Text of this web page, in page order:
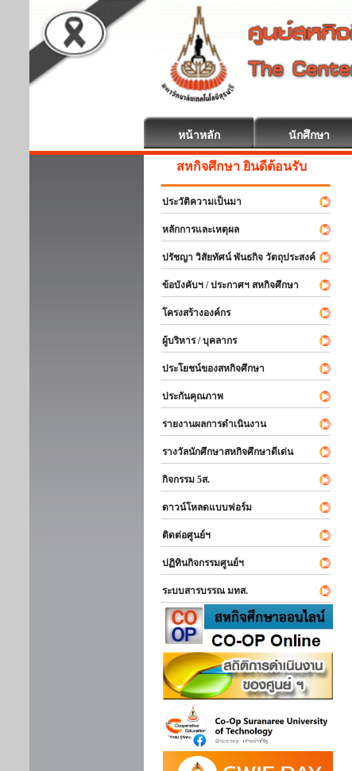
หน้าหลัก นักศึกษา
สหกิจศึกษา ยินดีต้อนรับ
ประวัติความเป็นมา
หลักการและเหตุผล
ปรัชญา วิสัยทัศน์ พันธกิจ วัตถุประสงค์
ข้อบังคับฯ / ประกาศฯ สหกิจศึกษา
โครงสร้างองค์กร
ผู้บริหาร / บุคลากร
ประโยชน์ของสหกิจศึกษา
ประกันคุณภาพ
รายงานผลการดำเนินงาน
รางวัลนักศึกษาสหกิจศึกษาดีเด่น
กิจกรรม 5ส.
ดาวน์โหลดแบบฟอร์ม
ติดต่อศูนย์ฯ
ปฏิทินกิจกรรมศูนย์ฯ
ระบบสารบรรณ มทส.